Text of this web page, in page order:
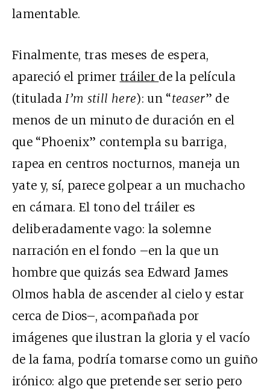
lamentable.
Finalmente, tras meses de espera,
apareció el primer tráiler de la película
(tituladaI’m still here): un “teaser” de
menos de un minuto de duración en el
que “Phoenix” contempla su barriga,
rapea en centros nocturnos, maneja un
yate y, sí, parece golpear a un muchacho
en cámara. El tono del tráiler es
deliberadamente vago: la solemne
narración en el fondo –en la que un
hombre que quizás sea Edward James
Olmos habla de ascender al cielo y estar
cerca de Dios–, acompañada por
imágenes que ilustran la gloria y el vacío
de la fama, podría tomarse como un guiño
irónico: algo que pretende ser serio pero